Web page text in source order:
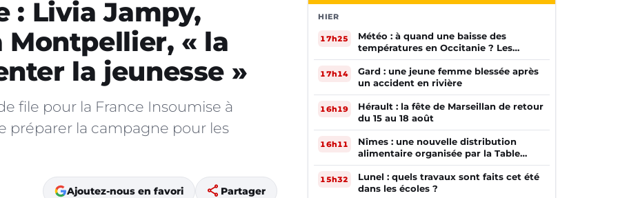
: Livia Jampy,
Montpellier, « la
la jeunesse »
file pour la France Insoumise à
préparer la campagne pour les
Ajoutez-nous en favori share Partager
HIER
17h25
Météo : à quand une baisse des
températures en Occitanie ? Les
prévisions
17h14
Gard : une jeune femme blessée après
un accident en rivière
16h19
Hérault : la fête de Marseillan de retour
du 15 au 18 août
16h11
Nîmes : une nouvelle distribution
alimentaire organisée par la Table
Ouverte
15h32
Lunel : quels travaux sont faits cet été
dans les écoles ?